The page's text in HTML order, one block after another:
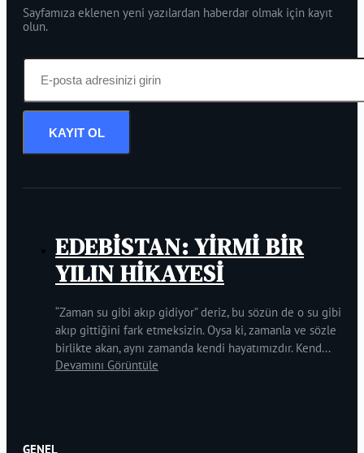
Sayfamıza eklenen yeni yazılardan haberdar olmak için kayıt
olun.
KAYIT OL
EDEBİSTAN: YİRMİ BİR
YILIN HİKAYESİ
“Zaman su gibi akıp gidiyor” deriz, bu sözün de o su gibi
akıp gittiğini fark etmeksizin. Oysa ki, zamanla ve sözle
birlikte akan, aynı zamanda kendi hayatımızdır. Kend...
Devamını Görüntüle
GENEL